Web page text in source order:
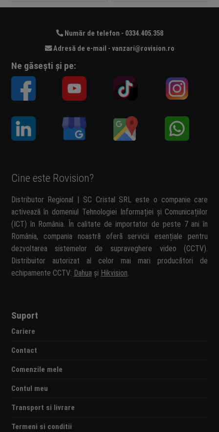
Număr de telefon - 0334.405.358
Adresă de e-mail - vanzari@rovision.ro
Ne găsești și pe:
Cine este Rovision?
Distributor Regional | SC Cristal SRL este o companie care
activează în domeniul Tehnologiei Informației și Comunicațiilor
(ICT) în România. În calitate de importator de peste 7 ani în
România, compania noastră oferă servicii esențiale pentru
dezvoltarea sistemelor de supraveghere video (CCTV).
Distribuitor autorizat al celor mai mari producători de
echipamente CCTV: Dahua și Hikvision
Suport
Cariere
Contact
Comenzile mele
Contul meu
Transport si livrare
Termeni si conditii